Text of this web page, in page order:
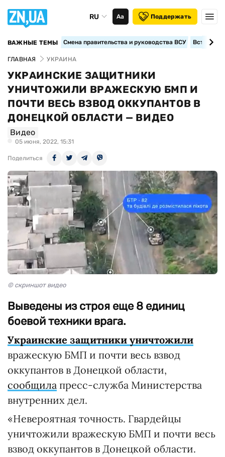
RU Аа Поддержать
ВАЖНЫЕ ТЕМЫ Смена правительства и руководства ВСУ
ГЛАВНАЯ УКРАИНА
УКРАИНСКИЕ ЗАЩИТНИКИ
УНИЧТОЖИЛИ ВРАЖЕСКУЮ БМП И
ПОЧТИ ВЕСЬ ВЗВОД ОККУПАНТОВ В
ДОНЕЦКОЙ ОБЛАСТИ — ВИДЕО
Видео
05 июня, 2022, 15:31
Поделиться
© скриншот видео
Выведены из строя еще 8 единиц
боевой техники врага.
Украинские защитники уничтожили
вражескую БМП и почти весь взвод
оккупантов в Донецкой области,
сообщила пресс-служба Министерства
внутренних дел.
«Невероятная точность. Гвардейцы
уничтожили вражескую БМП и почти весь
взвод оккупантов в Донецкой области.